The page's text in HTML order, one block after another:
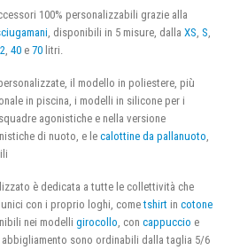
100% personalizzabili grazie alla
, disponibili in 5 misure, dalla XS S
40 e 70 litri.
il modello in poliestere, più
in piscina, i modelli in silicone per i
agonistiche e nella versione
di nuoto, e le calottine da pallanuoto,
è dedicata a tutte le collettività che
con i proprio loghi, cometshirt in cotone
nei modelli girocollo, con cappuccio e
sono ordinabili dalla taglia 5/6